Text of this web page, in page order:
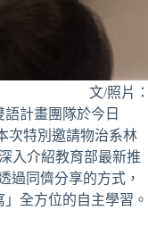
文/照片
計畫團隊於今日
次特別邀請物治系林
入介紹教育部最新推
過同儕分享的方式，
全方位的自主學習。